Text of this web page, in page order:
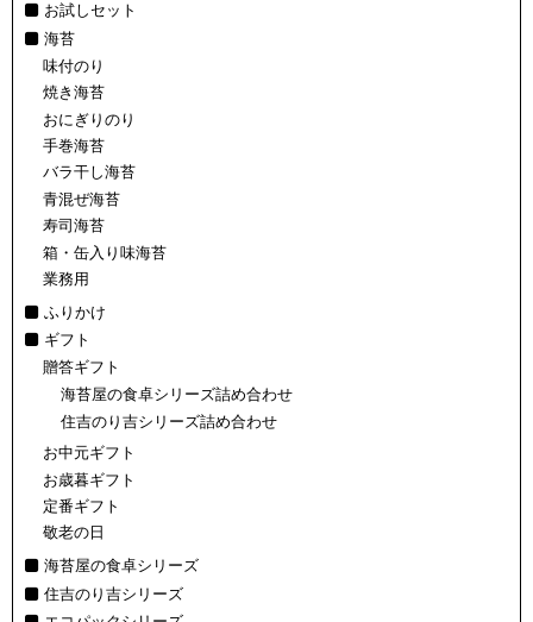
お試しセット
海苔
味付のり
焼き海苔
おにぎりのり
手巻海苔
バラ干し海苔
青混ぜ海苔
寿司海苔
箱・缶入り味海苔
業務用
ふりかけ
ギフト
贈答ギフト
海苔屋の食卓シリーズ詰め合わせ
住吉のり吉シリーズ詰め合わせ
お中元ギフト
お歳暮ギフト
定番ギフト
敬老の日
海苔屋の食卓シリーズ
住吉のり吉シリーズ